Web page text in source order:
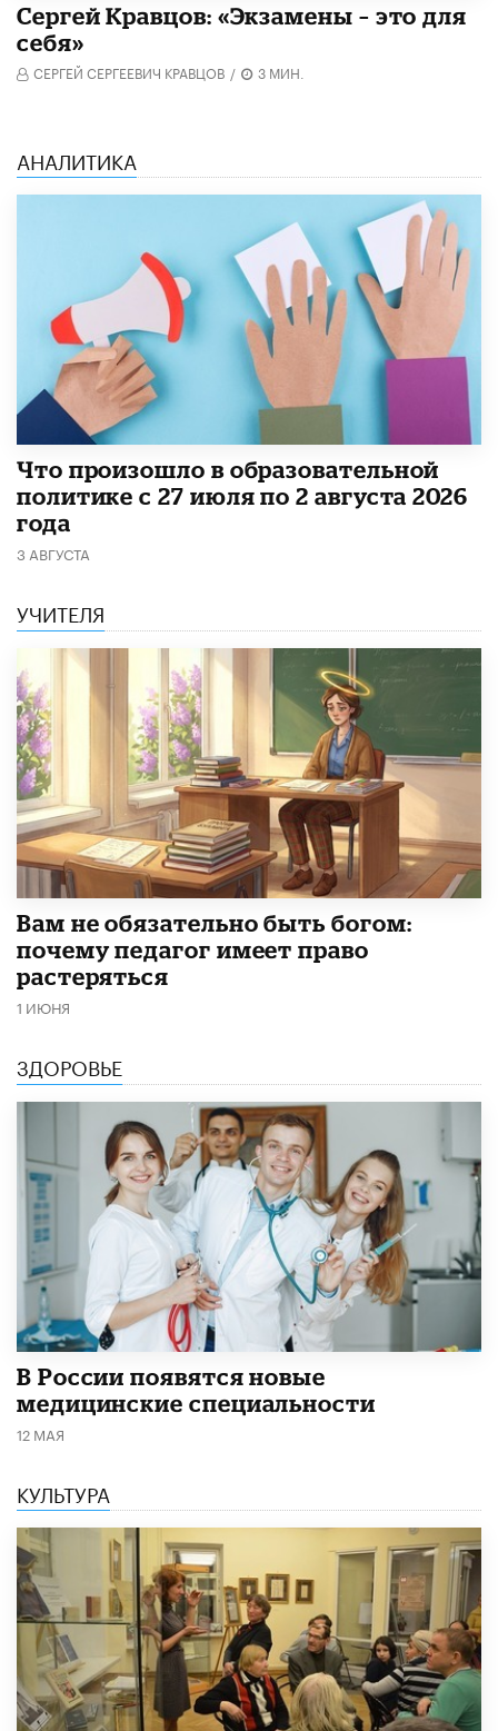
Сергей Кравцов: «Экзамены – это для
себя»
СЕРГЕЙ СЕРГЕЕВИЧ КРАВЦОВ / 3 МИН.
АНАЛИТИКА
​Что произошло в образовательной
политике с 27 июля по 2 августа 2026
года
3 АВГУСТА
УЧИТЕЛЯ
​Вам не обязательно быть богом:
почему педагог имеет право
растеряться
1 ИЮНЯ
ЗДОРОВЬЕ
В России появятся новые
медицинские специальности
12 МАЯ
КУЛЬТУРА